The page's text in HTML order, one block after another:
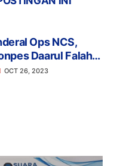
Ops NCS,
Daarul Falah
Polri
OCT 26, 2023